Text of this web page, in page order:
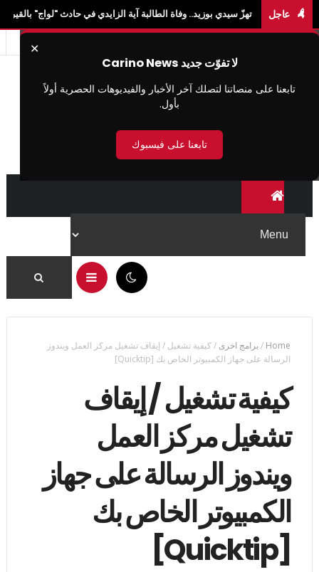
عاجل
سيدي بوزيد.. وفاة الطالبة آية الزايدي في حادث "لواج" بالقيروان ومصرع 3 آخرين
✕
لا تفوّت جديد Carino News
تابعنا على منصاتنا لتصلك آخر الأخبار والفيديوهات الحصرية أولاً
بأول.
تابعنا على فيسبوك
Home
/برامج اخرى /كيفية تشغيل / إيقاف تشغيل مركز العمل ويندوز
الرسالة على جهاز الكمبيوتر الخاص بك [Quicktip]
كيفية تشغيل / إيقاف
تشغيل مركز العمل
ويندوز الرسالة على جهاز
الكمبيوتر الخاص بك
[Quicktip]